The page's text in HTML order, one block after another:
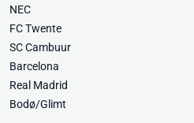
NEC
FC Twente
SC Cambuur
Barcelona
Real Madrid
Bodø/Glimt